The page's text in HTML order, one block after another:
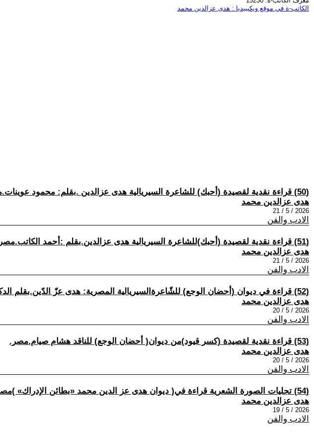
الكاتب-ة في موقع ويكيبيديا : هدى عزالدين محمد
(50) قراءة نقدية لقصيدة (أحبك) للشاعرة السيريالية هدى عزالدين .بقلم: محمود عوينات.مصر.
هدى عزالدين محمد
2026 / 5 / 21
الادب والفن
(51) قراءة نقدية لقصيدة (أحبك)للشاعرة السيريالية هدى عزالدين.بقلم :أحمد الكاتب.مصر.
هدى عزالدين محمد
2026 / 5 / 21
الادب والفن
(52) قراءة في ديوان (أحضان الوجع) للشّاعرةالسيريالية المصرية: هدى عزّ الدّين.بقلم الدكتور باسل الزين/ لبنان.
هدى عزالدين محمد
2026 / 5 / 20
الادب والفن
(53) قراءة نقدية لقصيدة (كسر قيود)من ديوان( أحضان الوجع) للناقد هشام صيام.مصر.
هدى عزالدين محمد
2026 / 5 / 20
الادب والفن
(54) تجليات الصورة الشعرية قراءة في( ديوان هدى عز الدين محمد «بطائن الإدراك» )مصر
هدى عزالدين محمد
2026 / 5 / 19
الادب والفن